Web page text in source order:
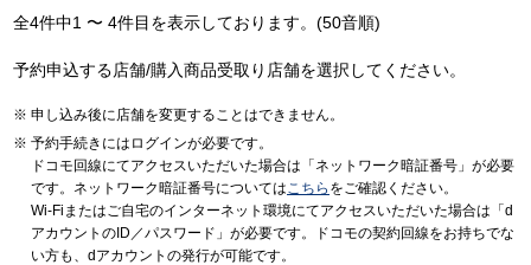
全4件中1 〜 4件目を表示しております。(50音順)
予約申込する店舗/購入商品受取り店舗を選択してください。
申し込み後に店舗を変更することはできません。
予約手続きにはログインが必要です。
ドコモ回線にてアクセスいただいた場合は「ネットワーク暗証番号」が必要
です。ネットワーク暗証番号についてはこちら をご確認ください。
Wi-Fiまたはご自宅のインターネット環境にてアクセスいただいた場合は「d
アカウントのID／パスワード」が必要です。ドコモの契約回線をお持ちでな
い方も、dアカウントの発行が可能です。